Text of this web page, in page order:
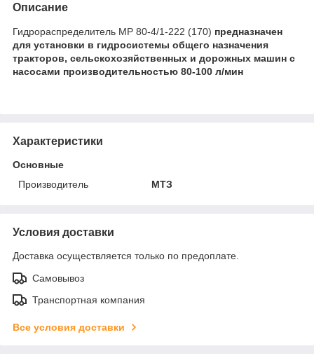
Описание
Гидрораспределитель МР 80-4/1-222 (170) предназначен
для установки в гидросистемы общего назначения
тракторов, сельскохозяйственных и дорожных машин с
насосами производительностью 80-100 л/мин
Характеристики
Основные
Производитель
МТЗ
Условия доставки
Доставка осуществляется только по предоплате.
Самовывоз
Транспортная компания
Все условия доставки